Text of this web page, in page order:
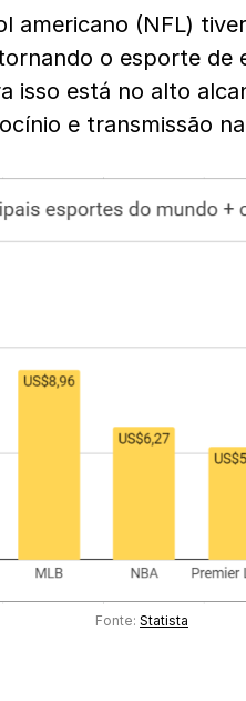
americano (NFL)
o esporte de
isso está no alto
e transmissão
Fonte: Statista